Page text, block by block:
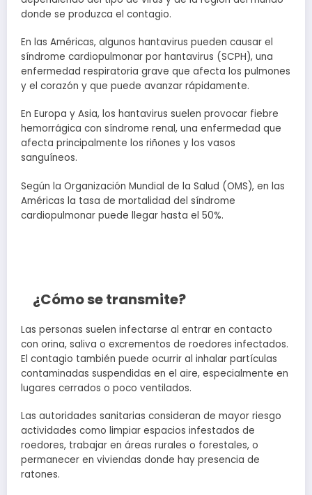
donde se produzca el contagio.
En las Américas, algunos hantavirus pueden causar el
síndrome cardiopulmonar por hantavirus (SCPH), una
enfermedad respiratoria grave que afecta los pulmones
y el corazón y que puede avanzar rápidamente.
En Europa y Asia, los hantavirus suelen provocar fiebre
hemorrágica con síndrome renal, una enfermedad que
afecta principalmente los riñones y los vasos
sanguíneos.
Según la Organización Mundial de la Salud (OMS), en las
Américas la tasa de mortalidad del síndrome
cardiopulmonar puede llegar hasta el 50%.
¿Cómo se transmite?
Las personas suelen infectarse al entrar en contacto
con orina, saliva o excrementos de roedores infectados.
El contagio también puede ocurrir al inhalar partículas
contaminadas suspendidas en el aire, especialmente en
lugares cerrados o poco ventilados.
Las autoridades sanitarias consideran de mayor riesgo
actividades como limpiar espacios infestados de
roedores, trabajar en áreas rurales o forestales, o
permanecer en viviendas donde hay presencia de
ratones.